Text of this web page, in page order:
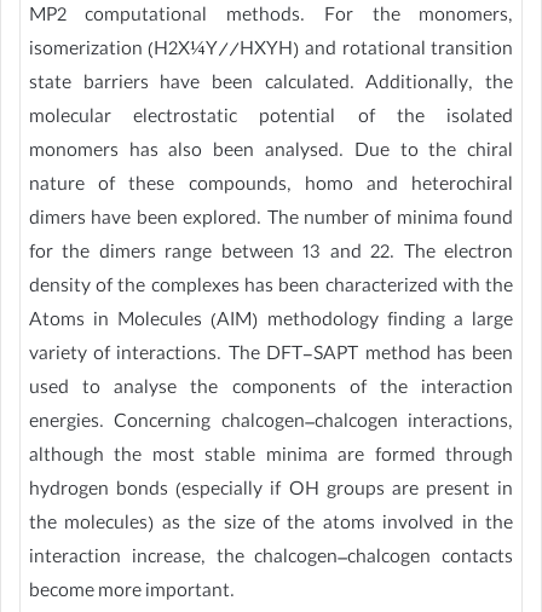
MP2 computational methods. For the monomers,
isomerization (H2X¼Y//HXYH) and rotational transition
state barriers have been calculated. Additionally, the
molecular electrostatic potential of the isolated
monomers has also been analysed. Due to the chiral
nature of these compounds, homo and heterochiral
dimers have been explored. The number of minima found
for the dimers range between 13 and 22. The electron
density of the complexes has been characterized with the
Atoms in Molecules (AIM) methodology finding a large
variety of interactions. The DFT-SAPT method has been
used to analyse the components of the interaction
energies. Concerning chalcogen–chalcogen interactions,
although the most stable minima are formed through
hydrogen bonds (especially if OH groups are present in
the molecules) as the size of the atoms involved in the
interaction increase, the chalcogen–chalcogen contacts
become more important.